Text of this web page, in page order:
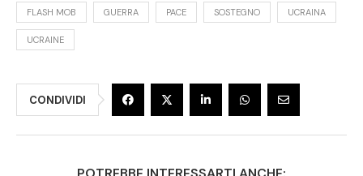
FLASH MOB GUERRA PACE SOSTEGNO UCRAINA
UCRAINE
CONDIVIDI